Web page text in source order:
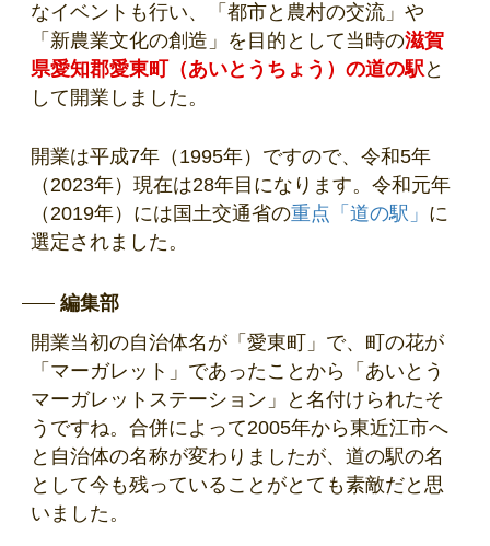
なイベントも行い、「都市と農村の交流」や
「新農業文化の創造」を目的として当時の滋賀
県愛知郡愛東町（あいとうちょう）の道の駅と
して開業しました。
開業は平成7年（1995年）ですので、令和5年
（2023年）現在は28年目になります。令和元年
（2019年）には国土交通省の重点「道の駅」 に
選定されました。
編集部
開業当初の自治体名が「愛東町」で、町の花が
「マーガレット」であったことから「あいとう
マーガレットステーション」と名付けられたそ
うですね。合併によって2005年から東近江市へ
と自治体の名称が変わりましたが、道の駅の名
として今も残っていることがとても素敵だと思
いました。